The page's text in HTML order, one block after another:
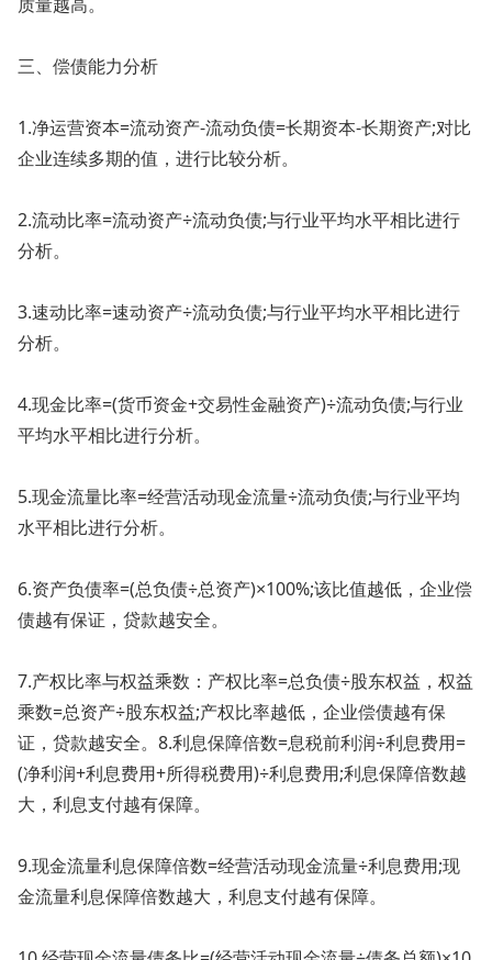
三、偿债能力分析
1.净运营资本=流动资产-流动负债=长期资本-长期资产;对比
企业连续多期的值，进行比较分析。
2.流动比率=流动资产÷流动负债;与行业平均水平相比进行
分析。
3.速动比率=速动资产÷流动负债;与行业平均水平相比进行
分析。
4.现金比率=(货币资金+交易性金融资产)÷流动负债;与行业
平均水平相比进行分析。
5.现金流量比率=经营活动现金流量÷流动负债;与行业平均
水平相比进行分析。
6.资产负债率=(总负债÷总资产)×100%;该比值越低，企业偿
债越有保证，贷款越安全。
7.产权比率与权益乘数：产权比率=总负债÷股东权益，权益
乘数=总资产÷股东权益;产权比率越低，企业偿债越有保
证，贷款越安全。8.利息保障倍数=息税前利润÷利息费用=
(净利润+利息费用+所得税费用)÷利息费用;利息保障倍数越
大，利息支付越有保障。
9.现金流量利息保障倍数=经营活动现金流量÷利息费用;现
金流量利息保障倍数越大，利息支付越有保障。